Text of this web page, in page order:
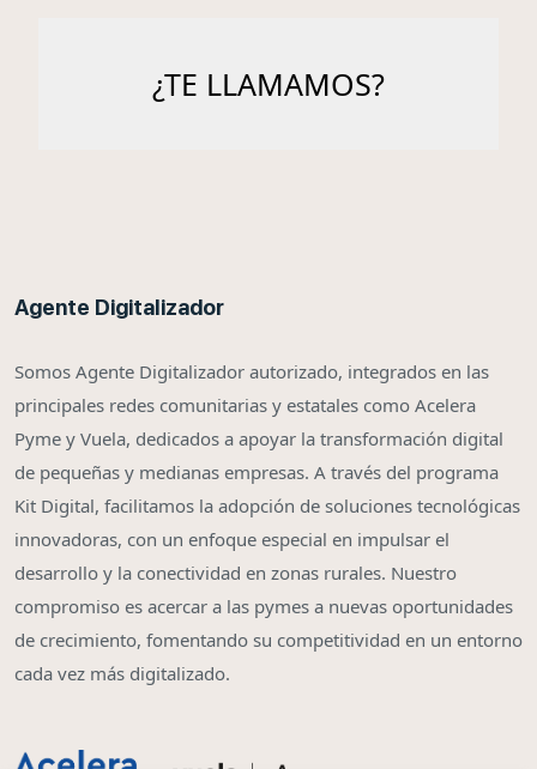
Agente Digitalizador
Somos Agente Digitalizador autorizado, integrados en las
principales redes comunitarias y estatales como Acelera
Pyme y Vuela, dedicados a apoyar la transformación digital
de pequeñas y medianas empresas. A través del programa
Kit Digital, facilitamos la adopción de soluciones tecnológicas
innovadoras, con un enfoque especial en impulsar el
desarrollo y la conectividad en zonas rurales. Nuestro
compromiso es acercar a las pymes a nuevas oportunidades
de crecimiento, fomentando su competitividad en un entorno
cada vez más digitalizado.